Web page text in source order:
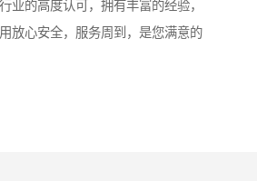
业的高度认可，拥有丰富的经验，
放心安全，服务周到，是您满意的